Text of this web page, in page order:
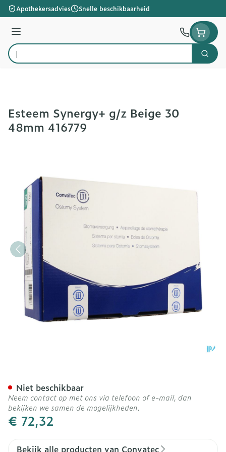
Ga naar de inhoud
Apothekersadvies Snelle beschikbaarheid
Menu
Product, merk, categorie...
Zoek
Esteem Synergy+ g/z Beige 30
48mm 416779
€ 72,32
Niet beschikbaar
Neem contact op met ons via telefoon of e-mail, dan
bekijken we samen de mogelijkheden.
Bekijk alle producten van Convatec